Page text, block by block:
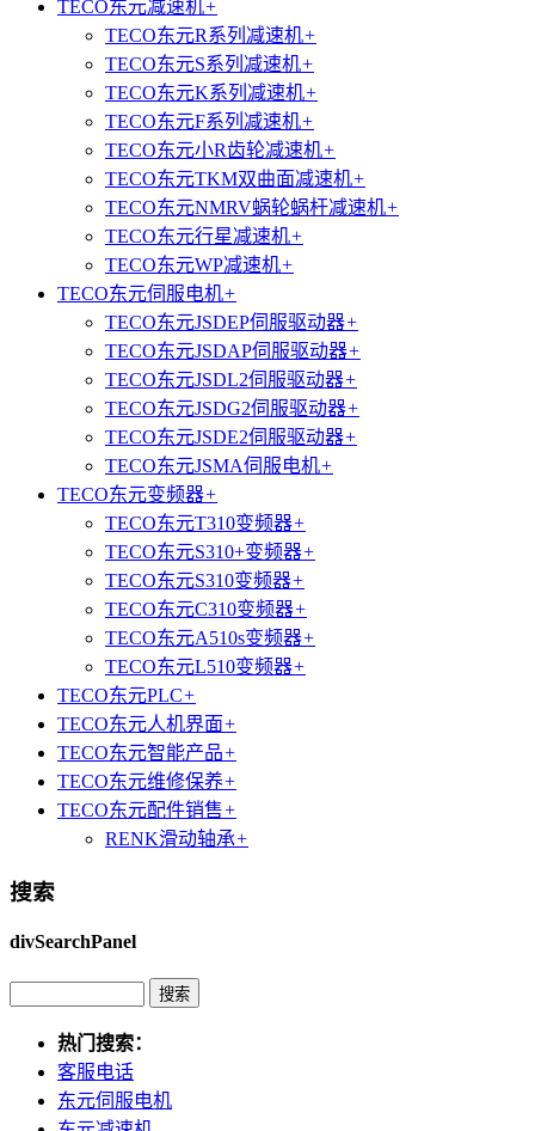
TECO东元减速机+
TECO东元R系列减速机+
TECO东元S系列减速机+
TECO东元K系列减速机+
TECO东元F系列减速机+
TECO东元小R齿轮减速机+
TECO东元TKM双曲面减速机+
TECO东元NMRV蜗轮蜗杆减速机+
TECO东元行星减速机+
TECO东元WP减速机+
TECO东元伺服电机+
TECO东元JSDEP伺服驱动器+
TECO东元JSDAP伺服驱动器+
TECO东元JSDL2伺服驱动器+
TECO东元JSDG2伺服驱动器+
TECO东元JSDE2伺服驱动器+
TECO东元JSMA伺服电机+
TECO东元变频器+
TECO东元T310变频器+
TECO东元S310+变频器+
TECO东元S310变频器+
TECO东元C310变频器+
TECO东元A510s变频器+
TECO东元L510变频器+
TECO东元PLC+
TECO东元人机界面+
TECO东元智能产品+
TECO东元维修保养+
TECO东元配件销售+
RENK滑动轴承+
搜索
divSearchPanel
热门搜索：
客服电话
东元伺服电机